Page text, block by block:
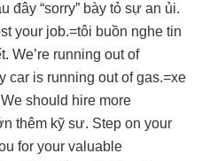
đây “sorry” bày tỏ sự an ủi.
your job.=tôi buồn nghe tin
We’re running out of
car is running out of gas.=xe
should hire more
thêm kỹ sư. Step on your
for your valuable